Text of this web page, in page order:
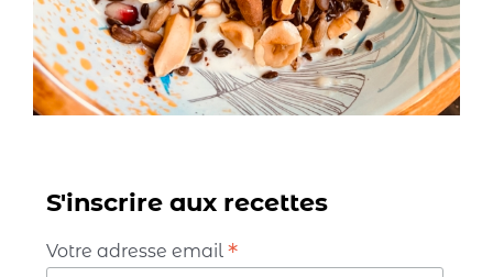
S'inscrire aux recettes
Votre adresse email *